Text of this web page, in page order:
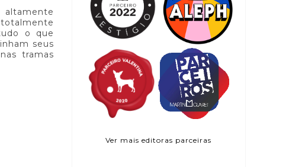
altamente
o que
seus
tramas
Ver mais editoras parceiras